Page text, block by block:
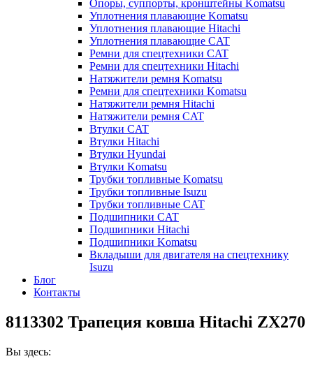
Опоры, суппорты, кронштейны Komatsu
Уплотнения плавающие Komatsu
Уплотнения плавающие Hitachi
Уплотнения плавающие CAT
Ремни для спецтехники CAT
Ремни для спецтехники Hitachi
Натяжители ремня Komatsu
Ремни для спецтехники Komatsu
Натяжители ремня Hitachi
Натяжители ремня CAT
Втулки CAT
Втулки Hitachi
Втулки Hyundai
Втулки Komatsu
Трубки топливные Komatsu
Трубки топливные Isuzu
Трубки топливные CAT
Подшипники CAT
Подшипники Hitachi
Подшипники Komatsu
Вкладыши для двигателя на спецтехнику
Isuzu
Блог
Контакты
8113302 Трапеция ковша Hitachi ZX270
Вы здесь: